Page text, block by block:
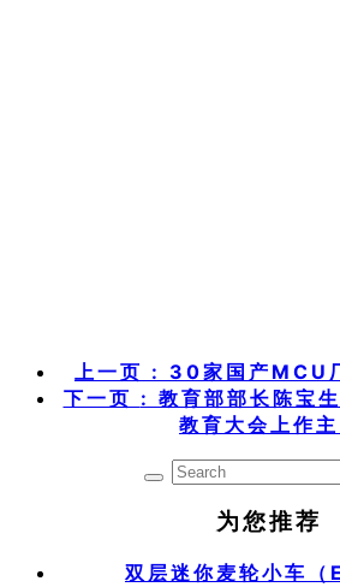
上一页 : 30家国产MCU
下一页 : 教育部部长陈宝
教育大会上作
为您推荐
双层迷你麦轮小车（